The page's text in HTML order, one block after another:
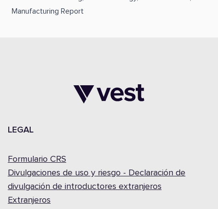
Manufacturing Report
LEGAL
Formulario CRS
Divulgaciones de uso y riesgo - Declaración de
divulgación de introductores extranjeros
Extranjeros